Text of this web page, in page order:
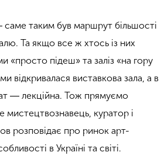
таким був маршрут більшості
Та якщо все ж хтось із них
«просто підеш» та заліз «на гору
відкривалася виставкова зала, а в
― лекційна. Тож прямуємо
мистецтвознавець, куратор і
розповідає про ринок арт-
в Україні та світі.